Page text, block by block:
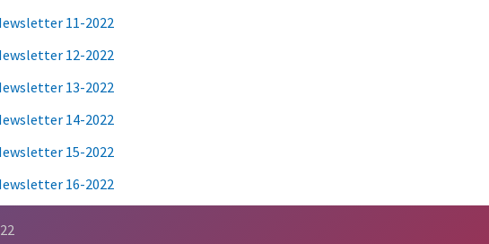
11-2022
12-2022
13-2022
14-2022
15-2022
16-2022